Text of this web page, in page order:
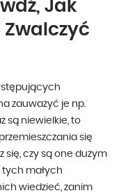
Jak
Zwalczyć
zauważyć je np.
są niewielkie, to
się
czy są one dużym
tych małych
wiedzieć, zanim